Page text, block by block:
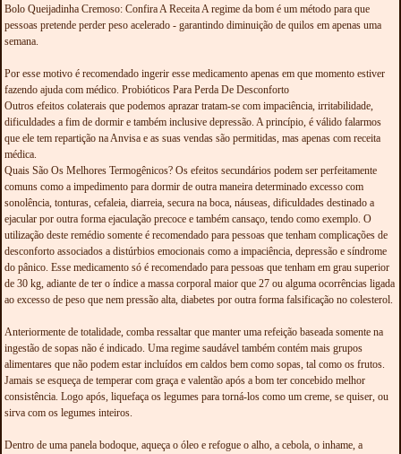
Bolo Queijadinha Cremoso: Confira A Receita A regime da bom é um método para que
pessoas pretende perder peso acelerado - garantindo diminuição de quilos em apenas uma
semana.
Por esse motivo é recomendado ingerir esse medicamento apenas em que momento estiver
fazendo ajuda com médico. Probióticos Para Perda De Desconforto
Outros efeitos colaterais que podemos aprazar tratam-se com impaciência, irritabilidade,
dificuldades a fim de dormir e também inclusive depressão. A princípio, é válido falarmos
que ele tem repartição na Anvisa e as suas vendas são permitidas, mas apenas com receita
médica.
Quais São Os Melhores Termogênicos? Os efeitos secundários podem ser perfeitamente
comuns como a impedimento para dormir de outra maneira determinado excesso com
sonolência, tonturas, cefaleia, diarreia, secura na boca, náuseas, dificuldades destinado a
ejacular por outra forma ejaculação precoce e também cansaço, tendo como exemplo. O
utilização deste remédio somente é recomendado para pessoas que tenham complicações de
desconforto associados a distúrbios emocionais como a impaciência, depressão e síndrome
do pânico. Esse medicamento só é recomendado para pessoas que tenham em grau superior
de 30 kg, adiante de ter o índice a massa corporal maior que 27 ou alguma ocorrências ligada
ao excesso de peso que nem pressão alta, diabetes por outra forma falsificação no colesterol.
Anteriormente de totalidade, comba ressaltar que manter uma refeição baseada somente na
ingestão de sopas não é indicado. Uma regime saudável também contém mais grupos
alimentares que não podem estar incluídos em caldos bem como sopas, tal como os frutos.
Jamais se esqueça de temperar com graça e valentão após a bom ter concebido melhor
consistência. Logo após, liquefaça os legumes para torná-los como um creme, se quiser, ou
sirva com os legumes inteiros.
Dentro de uma panela bodoque, aqueça o óleo e refogue o alho, a cebola, o inhame, a